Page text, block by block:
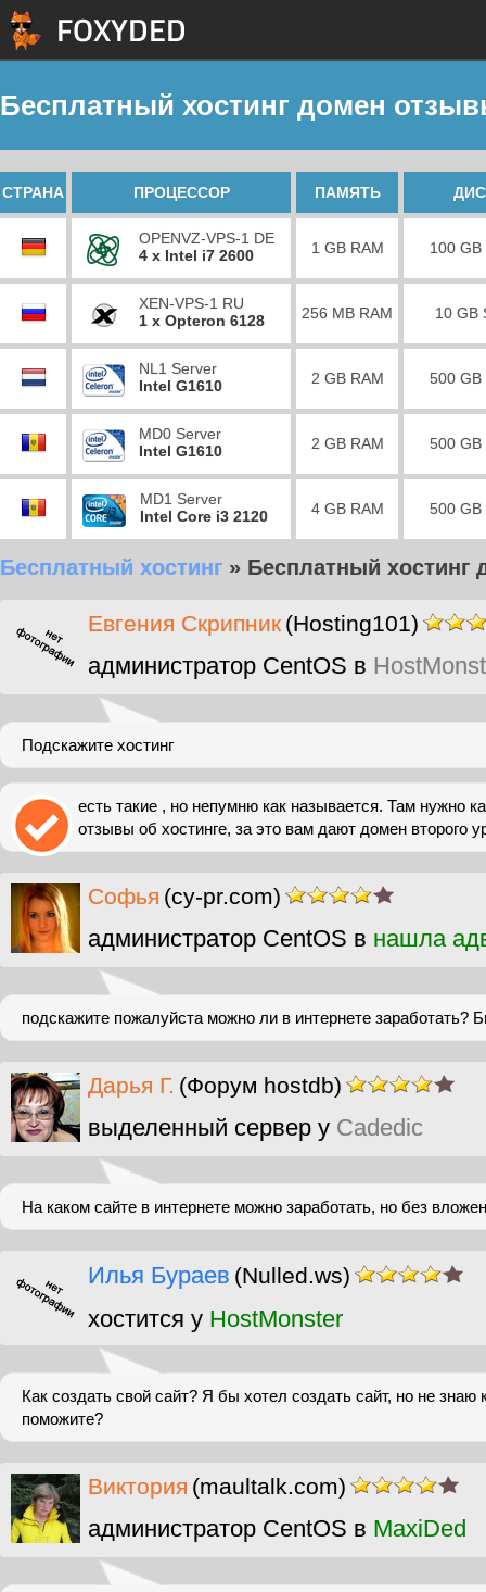
Бесплатный хостинг домен
СТРАНА ПРОЦЕССОР ПАМЯТЬ
OPENVZ-VPS-1 DE
4 x Intel i7 2600
1 GB RAM 100 GB
XEN-VPS-1 RU
1 x Opteron 6128
256 MB RAM 10 GB
NL1 Server
Intel G1610
2 GB RAM 500 GB
MD0 Server
Intel G1610
2 GB RAM 500 GB
MD1 Server
Intel Core i3 2120
4 GB RAM 500 GB
Бесплатный хостинг » Бесплатный хостинг
Евгения Скрипник (Hosting101)
администратор CentOS в
Подскажите хостинг
есть такие , но непумню как называется. Там нужно
отзывы об хостинге, за это вам дают домен второго
Софья (cy-pr.com)
администратор CentOS в нашла
подскажите пожалуйста можно ли в интернете заработать?
Дарья Г. (Форум hostdb)
выделенный сервер у Cadedic
На каком сайте в интернете можно заработать, но без
Илья Бураев (Nulled.ws)
хостится у HostMonster
Как создать свой сайт? Я бы хотел создать сайт, но не знаю
поможите?
Виктория (maultalk.com)
администратор CentOS в MaxiDed